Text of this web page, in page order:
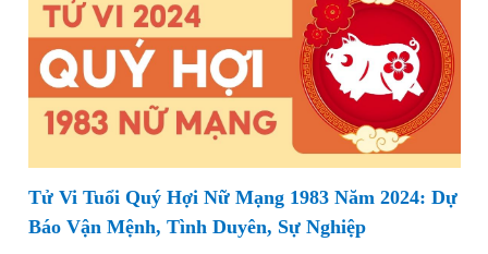
Tử Vi Tuổi Quý Hợi Nữ Mạng 1983 Năm 2024: Dự
Báo Vận Mệnh, Tình Duyên, Sự Nghiệp